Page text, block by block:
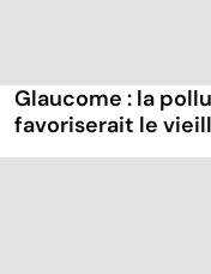
Glaucome : la
favoriserait le